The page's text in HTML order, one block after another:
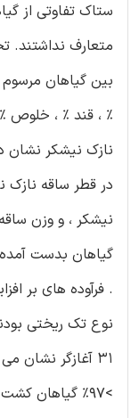
ستاک تفاوتی از
متعارف نداشتند.
بین گیاهان
نازک نیشکر نشان
در قطر ساقه نازک
نیشکر ، و وزن
گیاهان بدست
. فرآوده های بر
31 آغازگر
>97% گیاهان کشت تک ساقه ای بود.